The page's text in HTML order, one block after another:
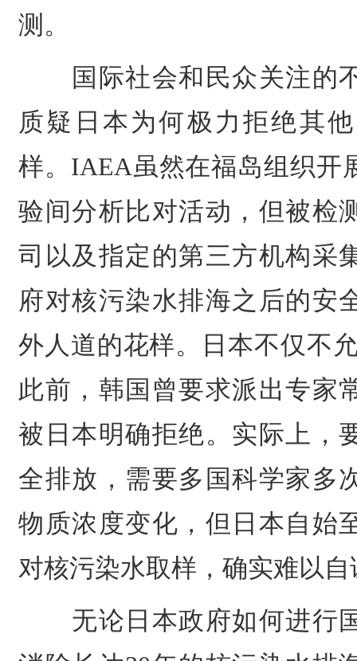
测。
国际社会和民众关注的
质疑日本为何极力拒绝其
样。IAEA虽然在福岛组织开
验间分析比对活动，但被检
司以及指定的第三方机构采
府对核污染水排海之后的安
外人道的花样。日本不仅不
此前，韩国曾要求派出专家
被日本明确拒绝。实际上，
全排放，需要多国科学家多
物质浓度变化，但日本自始
对核污染水取样，确实难以
无论日本政府如何进行